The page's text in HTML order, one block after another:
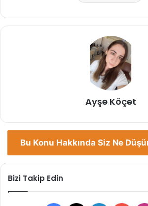
Ayşe Köçet
Bu Konu Hakkında Siz Ne
Bizi Takip Edin